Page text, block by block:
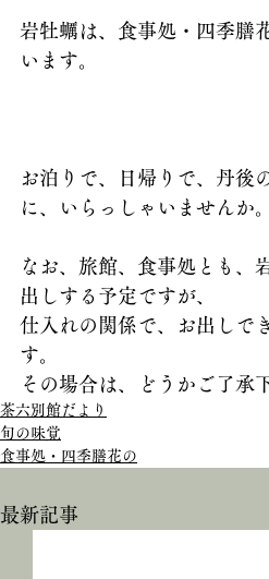
岩牡蠣は、食事処・四季膳
います。
お泊りで、日帰りで、丹後
に、いらっしゃいませんか。
なお、旅館、食事処とも、
出しする予定ですが、
仕入れの関係で、お出しで
す。
その場合は、どうかご了承
茶六別館だより
旬の味覚
食事処・四季膳花の
最新記事